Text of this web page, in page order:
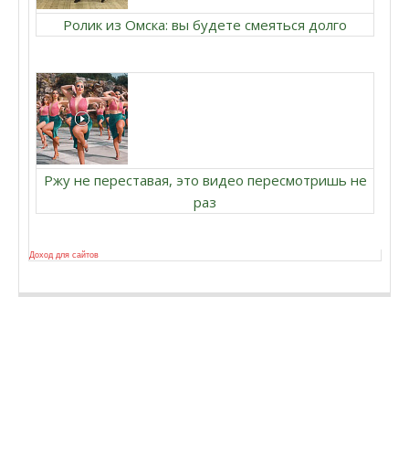
Ролик из Омска: вы будете смеяться долго
Ржу не переставая, это видео пересмотришь не
раз
Доход для сайтов